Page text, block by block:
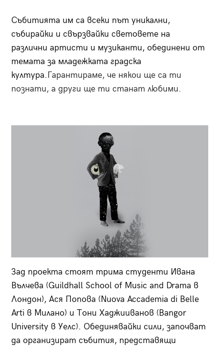
Събитията им са всеки път уникални,
събирайки и свързвайки световете на
различни артисти и музиканти, обединени от
темата за младежката градска
култура.Гарантираме, че някои ще са ти
познати, а други ще ти станат любими.
Зад проекта стоят трима студенти Ивана
Вълчева (Guildhall School of Music and Drama в
Лондон), Ася Попова (Nuova Accademia di Belle
Arti в Милано) и Тони Хаджииванов (Bangor
University в Уелс). Обединявайки сили, започват
да организират събития, представящи